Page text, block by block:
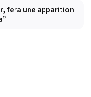
fera une apparition